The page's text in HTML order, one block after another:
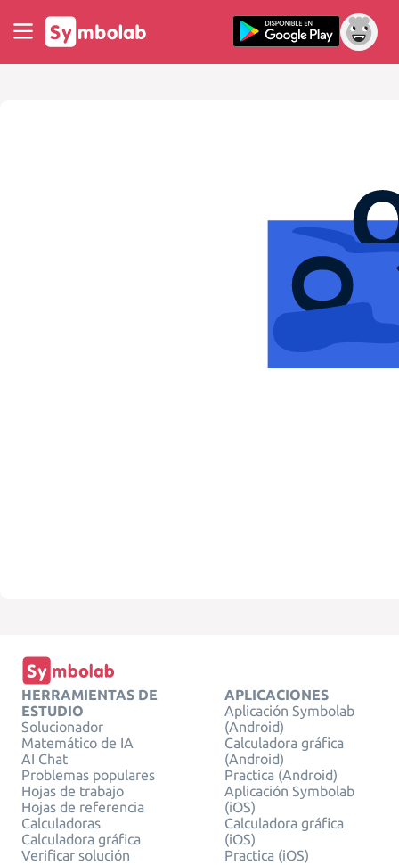
HERRAMIENTAS DE
ESTUDIO
Solucionador
Matemático de IA
AI Chat
Problemas populares
Hojas de trabajo
Hojas de referencia
Calculadoras
Calculadora gráfica
Verificar solución
APLICACIONES
Aplicación Symbolab
(Android)
Calculadora gráfica
(Android)
Practica (Android)
Aplicación Symbolab
(iOS)
Calculadora gráfica
(iOS)
Practica (iOS)